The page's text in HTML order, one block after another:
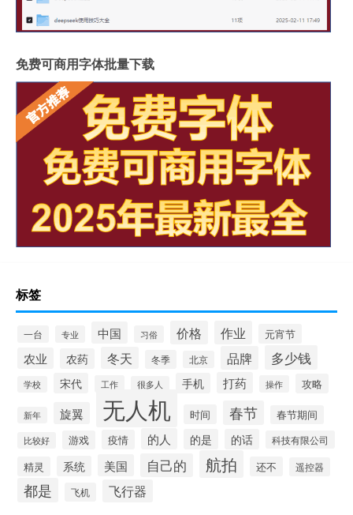
免费可商用字体批量下载
标签
一台 专业 中国 习俗 价格 作业 元宵节
农业 农药 冬天 冬季 北京 品牌 多少钱
学校 宋代 工作 很多人 手机 打药 操作 攻略
新年 旋翼 无人机 时间 春节 春节期间
比较好 游戏 疫情 的人 的是 的话 科技有限公司
精灵 系统 美国 自己的 航拍 还不 遥控器
都是 飞机 飞行器